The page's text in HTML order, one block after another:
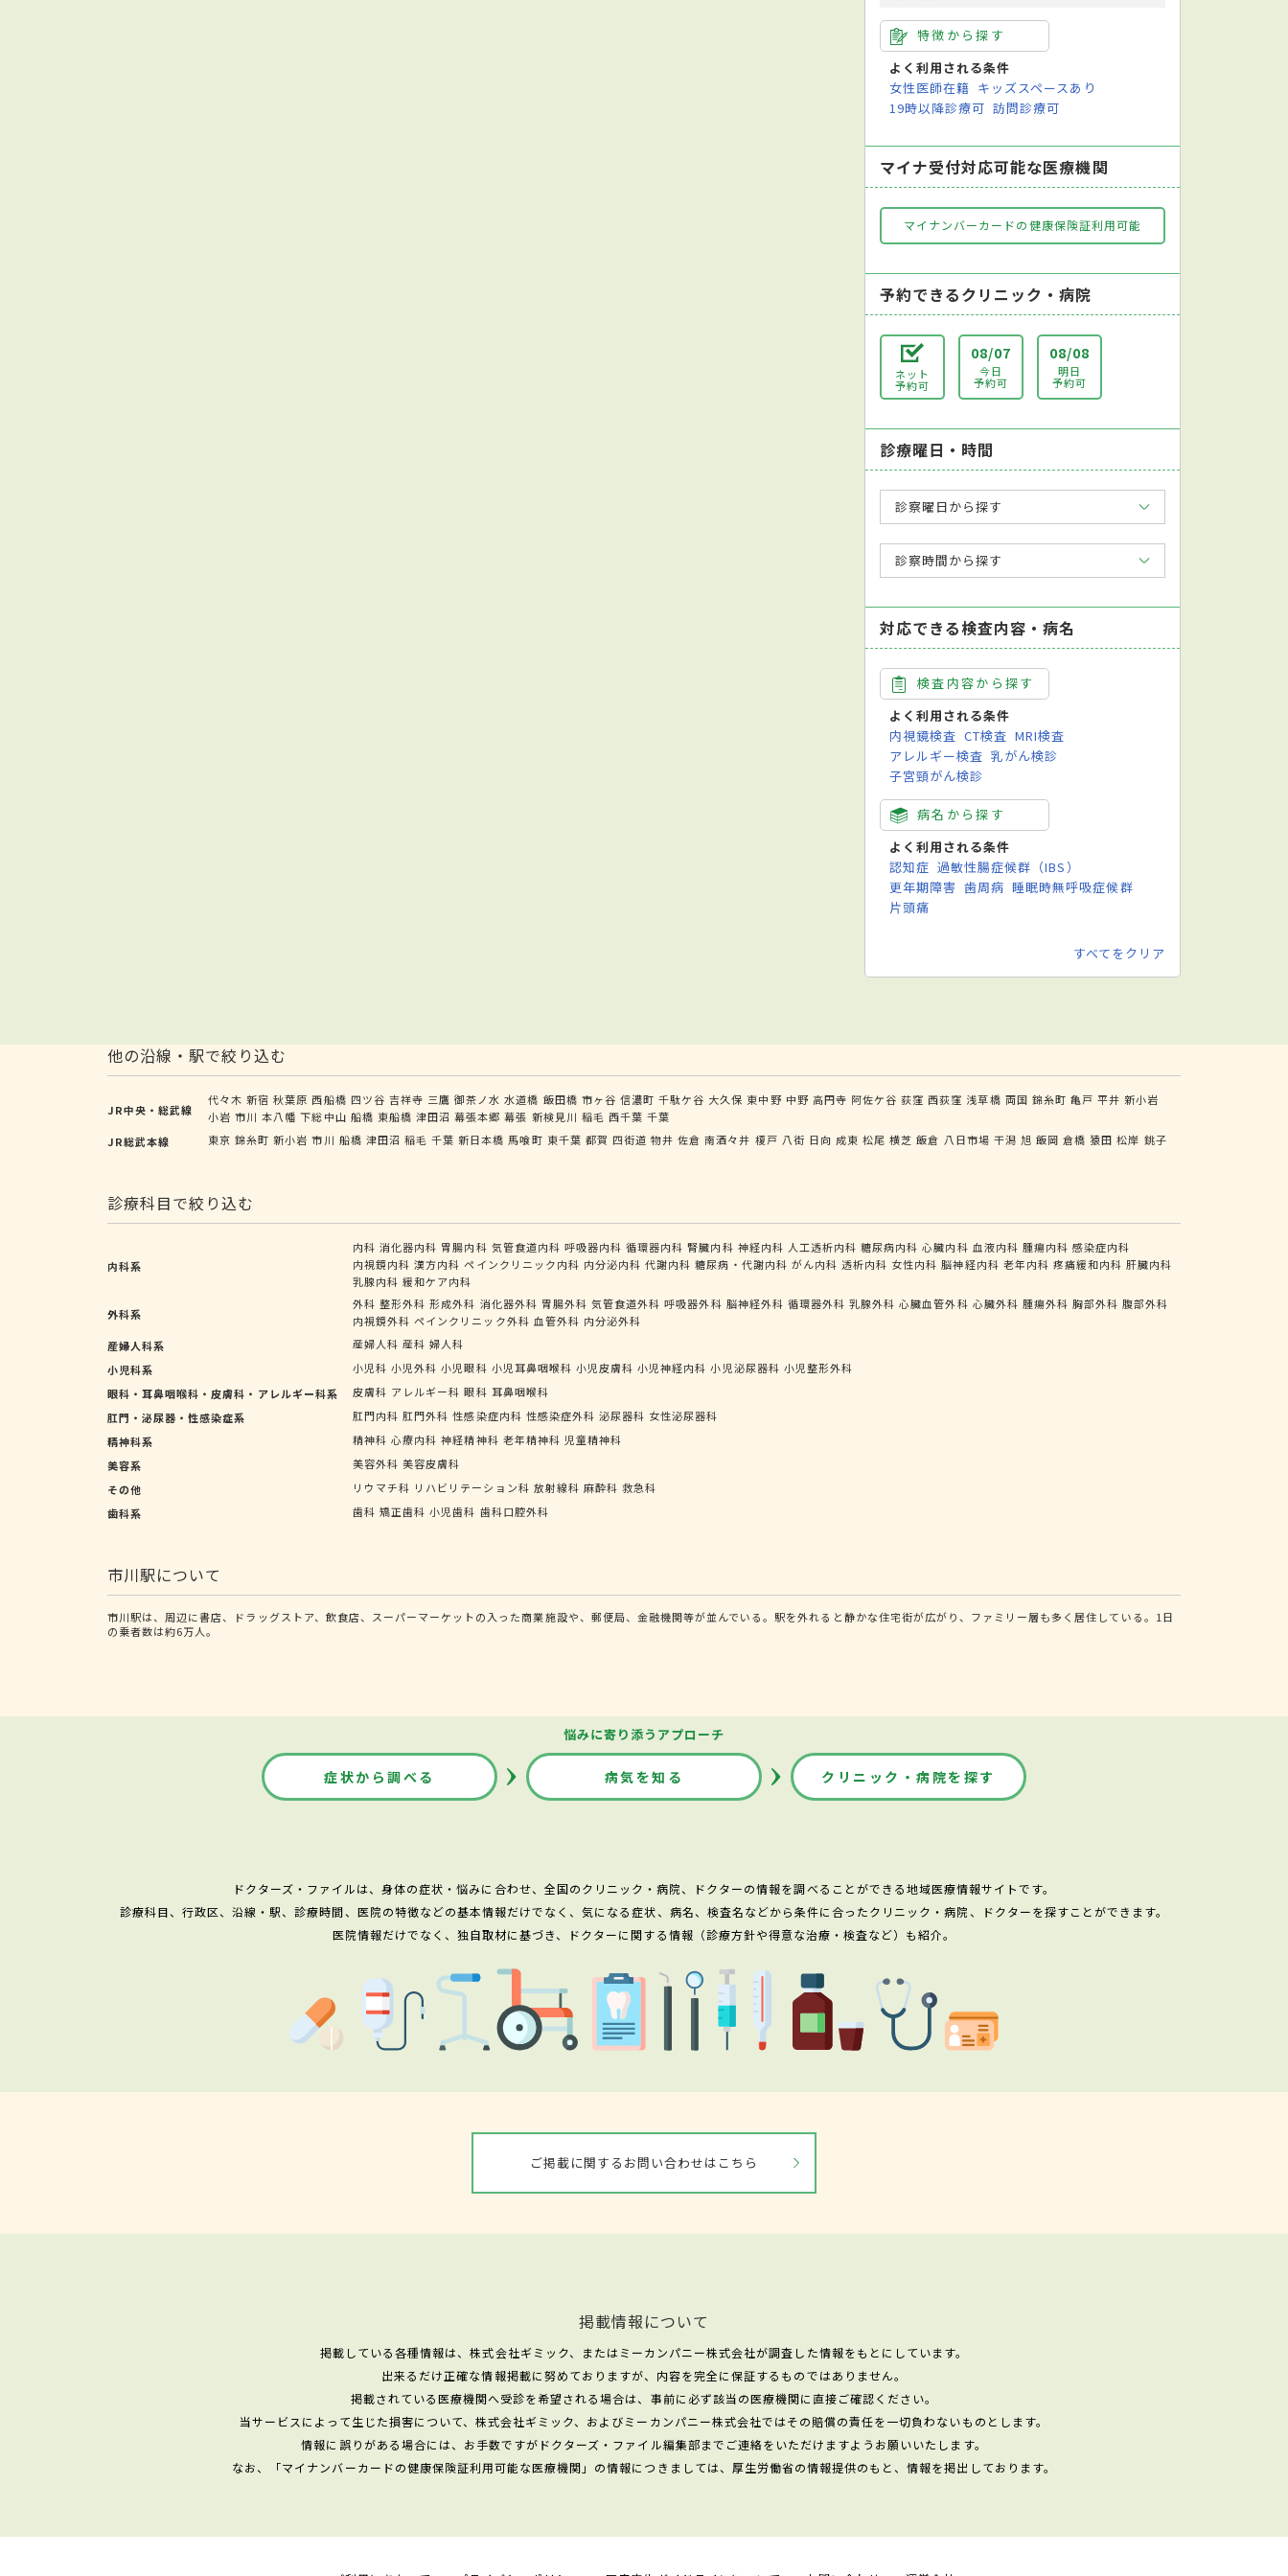
特徴から探す
よく利用される条件
女性医師在籍 キッズスペースあり
19時以降診療可 訪問診療可
マイナ受付対応可能な医療機関
マイナンバーカードの健康保険証利用可能
予約できるクリニック・病院
ネット
予約可
08/07
今日
予約可
08/08
明日
予約可
診療曜日・時間
診察曜日から探す
診察時間から探す
対応できる検査内容・病名
検査内容から探す
よく利用される条件
内視鏡検査 CT検査 MRI検査
アレルギー検査 乳がん検診
子宮頸がん検診
病名から探す
よく利用される条件
認知症 過敏性腸症候群（IBS）
更年期障害 歯周病 睡眠時無呼吸症候群
片頭痛
すべてをクリア
他の沿線・駅で絞り込む
JR中央・総武線
代々木 新宿 秋葉原 西船橋 四ツ谷 吉祥寺 三鷹 御茶ノ水 水道橋 飯田橋 市ヶ谷 信濃町 千駄ケ谷 大久保 東中野 中野 高円寺 阿佐ケ谷 荻窪 西荻窪 浅草橋 両国 錦糸町 亀戸 平井 新小岩
小岩 市川 本八幡 下総中山 船橋 東船橋 津田沼 幕張本郷 幕張 新検見川 稲毛 西千葉 千葉
JR総武本線
東京 錦糸町 新小岩 市川 船橋 津田沼 稲毛 千葉 新日本橋 馬喰町 東千葉 都賀 四街道 物井 佐倉 南酒々井 榎戸 八街 日向 成東 松尾 横芝 飯倉 八日市場 干潟 旭 飯岡 倉橋 猿田 松岸 銚子
診療科目で絞り込む
内科系
内科 消化器内科 胃腸内科 気管食道内科 呼吸器内科 循環器内科 腎臓内科 神経内科 人工透析内科 糖尿病内科 心臓内科 血液内科 腫瘍内科 感染症内科
内視鏡内科 漢方内科 ペインクリニック内科 内分泌内科 代謝内科 糖尿病・代謝内科 がん内科 透析内科 女性内科 脳神経内科 老年内科 疼痛緩和内科 肝臓内科
乳腺内科 緩和ケア内科
外科系
外科 整形外科 形成外科 消化器外科 胃腸外科 気管食道外科 呼吸器外科 脳神経外科 循環器外科 乳腺外科 心臓血管外科 心臓外科 腫瘍外科 胸部外科 腹部外科
内視鏡外科 ペインクリニック外科 血管外科 内分泌外科
産婦人科系
産婦人科 産科 婦人科
小児科系
小児科 小児外科 小児眼科 小児耳鼻咽喉科 小児皮膚科 小児神経内科 小児泌尿器科 小児整形外科
眼科・耳鼻咽喉科・皮膚科・アレルギー科系
皮膚科 アレルギー科 眼科 耳鼻咽喉科
肛門・泌尿器・性感染症系
肛門内科 肛門外科 性感染症内科 性感染症外科 泌尿器科 女性泌尿器科
精神科系
精神科 心療内科 神経精神科 老年精神科 児童精神科
美容系
美容外科 美容皮膚科
その他
リウマチ科 リハビリテーション科 放射線科 麻酔科 救急科
歯科系
歯科 矯正歯科 小児歯科 歯科口腔外科
市川駅について
市川駅は、周辺に書店、ドラッグストア、飲食店、スーパーマーケットの入った商業施設や、郵便局、金融機関等が並んでいる。駅を外れると静かな住宅街が広がり、ファミリー層も多く居住している。1日
の乗者数は約6万人。
悩みに寄り添うアプローチ
症状から調べる 病気を知る クリニック・病院を探す
ドクターズ・ファイルは、身体の症状・悩みに合わせ、全国のクリニック・病院、ドクターの情報を調べることができる地域医療情報サイトです。
診療科目、行政区、沿線・駅、診療時間、医院の特徴などの基本情報だけでなく、気になる症状、病名、検査名などから条件に合ったクリニック・病院、ドクターを探すことができます。
医院情報だけでなく、独自取材に基づき、ドクターに関する情報（診療方針や得意な治療・検査など）も紹介。
ご掲載に関するお問い合わせはこちら
掲載情報について
掲載している各種情報は、株式会社ギミック、またはミーカンパニー株式会社が調査した情報をもとにしています。
出来るだけ正確な情報掲載に努めておりますが、内容を完全に保証するものではありません。
掲載されている医療機関へ受診を希望される場合は、事前に必ず該当の医療機関に直接ご確認ください。
当サービスによって生じた損害について、株式会社ギミック、およびミーカンパニー株式会社ではその賠償の責任を一切負わないものとします。
情報に誤りがある場合には、お手数ですがドクターズ・ファイル編集部までご連絡をいただけますようお願いいたします。
なお、「マイナンバーカードの健康保険証利用可能な医療機関」の情報につきましては、厚生労働省の情報提供のもと、情報を掲出しております。